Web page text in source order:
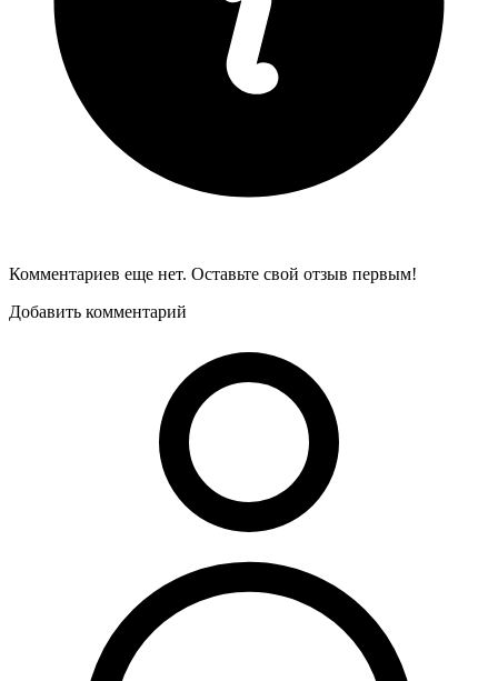
Комментариев еще нет. Оставьте свой отзыв первым!
Добавить комментарий